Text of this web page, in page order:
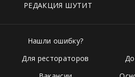
РЕДАКЦИЯ ШУТИТ
Нашли ошибку?
Для рестораторов